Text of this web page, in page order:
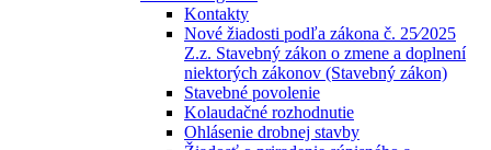
Kontakty
Nové žiadosti podľa zákona č. 25⁄2025
Z.z. Stavebný zákon o zmene a doplnení
niektorých zákonov (Stavebný zákon)
Stavebné povolenie
Kolaudačné rozhodnutie
Ohlásenie drobnej stavby